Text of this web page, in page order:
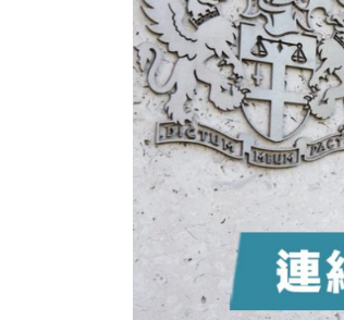
11:30 財經｜精星香港
14:50 地產｜大酒店
13:12 國際｜特朗普赴
12:30 財經｜香港7月
11:40 財經｜黑石傳再
10:57 財經｜美商務部
18:15 本地｜新世界
17:40 財經｜本港6月
16:33 財經｜滙控重